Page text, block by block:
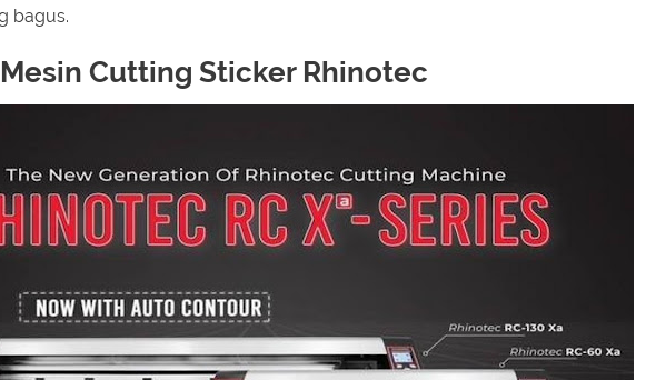
bagus.
Cutting Sticker Rhinotec